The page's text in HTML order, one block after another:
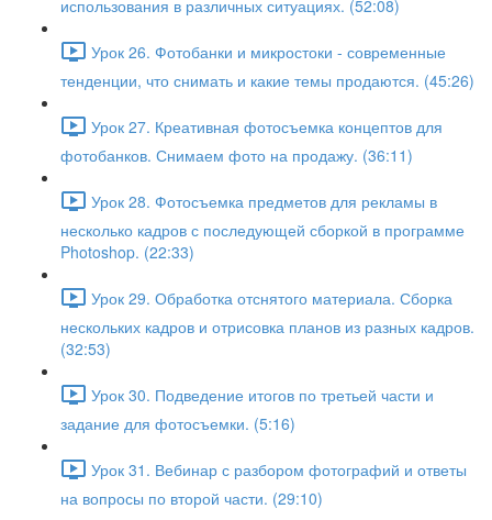
использования в различных ситуациях. (52:08)
Урок 26. Фотобанки и микростоки - современные
тенденции, что снимать и какие темы продаются. (45:26)
Урок 27. Креативная фотосъемка концептов для
фотобанков. Снимаем фото на продажу. (36:11)
Урок 28. Фотосъемка предметов для рекламы в
несколько кадров с последующей сборкой в программе
Photoshop. (22:33)
Урок 29. Обработка отснятого материала. Сборка
нескольких кадров и отрисовка планов из разных кадров.
(32:53)
Урок 30. Подведение итогов по третьей части и
задание для фотосъемки. (5:16)
Урок 31. Вебинар с разбором фотографий и ответы
на вопросы по второй части. (29:10)